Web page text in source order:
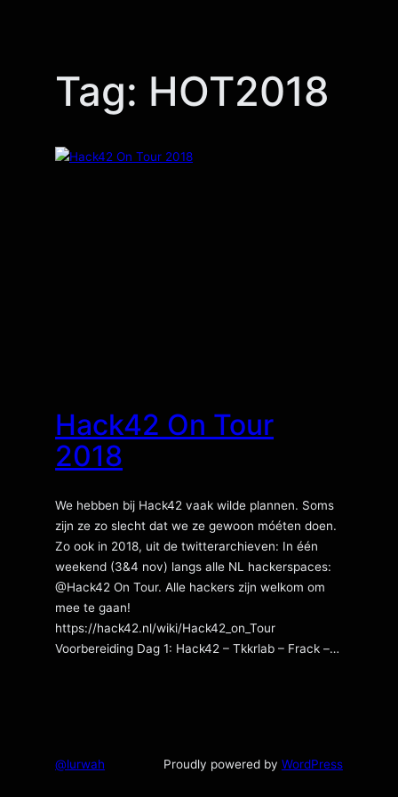
Tag: HOT2018
Hack42 On Tour
2018
We hebben bij Hack42 vaak wilde plannen. Soms
zijn ze zo slecht dat we ze gewoon móéten doen.
Zo ook in 2018, uit de twitterarchieven: In één
weekend (3&4 nov) langs alle NL hackerspaces:
@Hack42 On Tour. Alle hackers zijn welkom om
mee te gaan!
https://hack42.nl/wiki/Hack42_on_Tour
Voorbereiding Dag 1: Hack42 – Tkkrlab – Frack –…
@lurwah Proudly powered by WordPress